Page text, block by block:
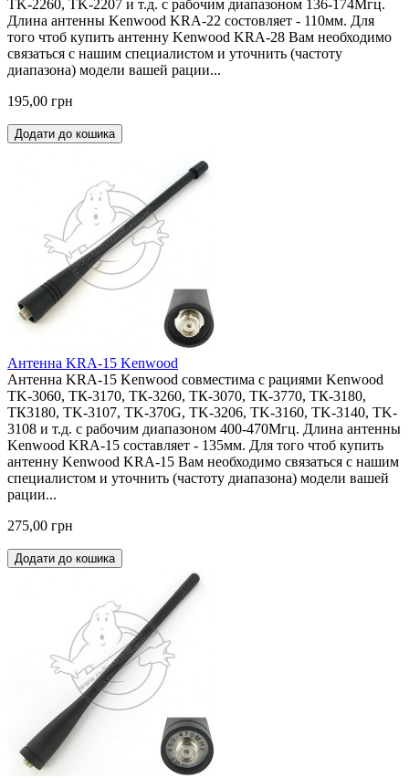
TK-2260, TK-2207 и т.д. с рабочим диапазоном 136-174Мгц.
Длина антенны Kenwood KRA-22 состовляет - 110мм. Для
того чтоб купить антенну Kenwood KRA-28 Вам необходимо
связаться с нашим специалистом и уточнить (частоту
диапазона) модели вашей рации...
195,00 грн
Додати до кошика
Антенна KRA-15 Kenwood
Антенна KRA-15 Kenwood совместима с рациями Kenwood
TK-3060, ТК-3170, ТК-3260, ТК-3070, ТК-3770, ТК-3180,
ТК3180, TK-3107, TK-370G, TK-3206, TK-3160, TK-3140, TK-
3108 и т.д. с рабочим диапазоном 400-470Мгц. Длина антенны
Kenwood KRA-15 составляет - 135мм. Для того чтоб купить
антенну Kenwood KRA-15 Вам необходимо связаться с нашим
специалистом и уточнить (частоту диапазона) модели вашей
рации...
275,00 грн
Додати до кошика